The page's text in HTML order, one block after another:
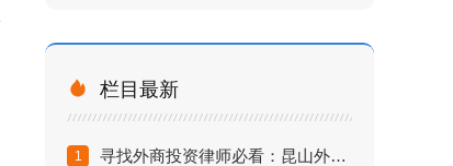
 栏目最新
1 寻找外商投资律师必看：昆山外商投资领域律师权威榜单与解析